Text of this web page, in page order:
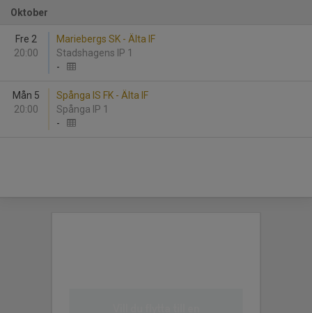
Oktober
Fre 2
20:00
Mariebergs SK - Älta IF
Stadshagens IP 1
-
Mån 5
20:00
Spånga IS FK - Älta IF
Spånga IP 1
-